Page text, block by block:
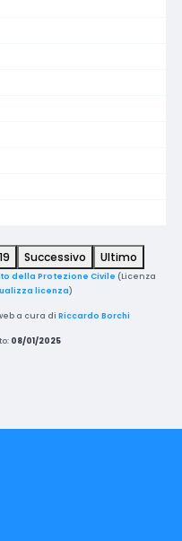
Successivo Ultimo
della Protezione Civile (Licenza
licenza)
a cura di Riccardo Borchi
08/01/2025